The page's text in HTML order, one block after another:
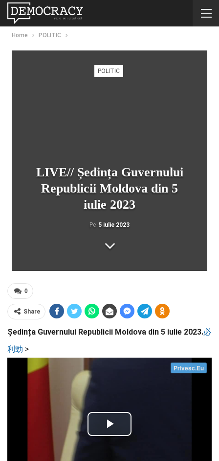
Home POLITIC
POLITIC
LIVE// Ședința Guvernului
Republicii Moldova din 5
iulie 2023
Pe 5 iulie 2023
0
Share
Ședința Guvernului Republicii Moldova din 5 iulie 2023.必
利勁 >